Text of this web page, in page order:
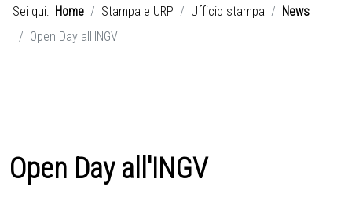
Sei qui: Home Stampa e URP Ufficio stampa
News
Open Day all'INGV
Open Day all'INGV